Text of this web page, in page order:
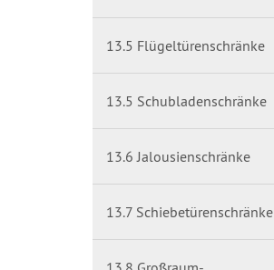
13.5 Flügeltürenschränke
13.5 Schubladenschränke
13.6 Jalousienschränke
13.7 Schiebetürenschränke